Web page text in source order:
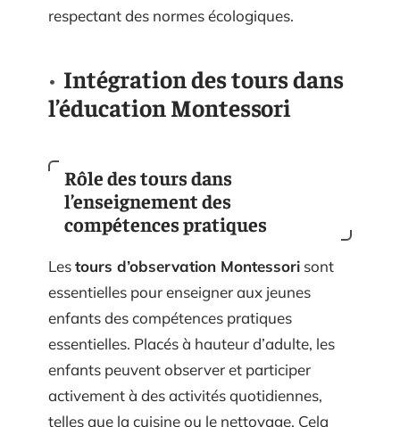
respectant des normes écologiques.
Intégration des tours dans
l’éducation Montessori
Rôle des tours dans
l’enseignement des
compétences pratiques
Lestours d’observation Montessori sont
essentielles pour enseigner aux jeunes
enfants des compétences pratiques
essentielles. Placés à hauteur d’adulte, les
enfants peuvent observer et participer
activement à des activités quotidiennes,
telles que la cuisine ou le nettoyage. Cela